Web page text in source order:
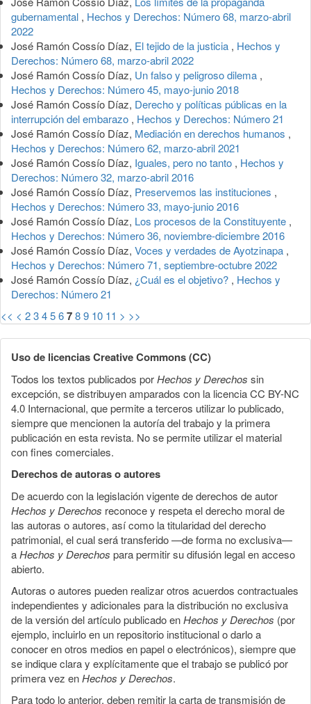
artículo
gubernamental , Hechos y Derechos: Número 68, marzo-abril
2022
José Ramón Cossío Díaz, El tejido de la justicia , Hechos y
Derechos: Número 68, marzo-abril 2022
José Ramón Cossío Díaz, Un falso y peligroso dilema ,
Hechos y Derechos: Número 45, mayo-junio 2018
José Ramón Cossío Díaz, Derecho y políticas públicas en la
interrupción del embarazo , Hechos y Derechos: Número 21
José Ramón Cossío Díaz, Mediación en derechos humanos ,
Hechos y Derechos: Número 62, marzo-abril 2021
José Ramón Cossío Díaz, Iguales, pero no tanto , Hechos y
Derechos: Número 32, marzo-abril 2016
José Ramón Cossío Díaz, Preservemos las instituciones ,
Hechos y Derechos: Número 33, mayo-junio 2016
José Ramón Cossío Díaz, Los procesos de la Constituyente ,
Hechos y Derechos: Número 36, noviembre-diciembre 2016
José Ramón Cossío Díaz, Voces y verdades de Ayotzinapa ,
Hechos y Derechos: Número 71, septiembre-octubre 2022
José Ramón Cossío Díaz, ¿Cuál es el objetivo? , Hechos y
Derechos: Número 21
<< < 23456789 10 11 > >>
Uso de licencias Creative Commons (CC)
Todos los textos publicados porHechos y Derechos sin
excepción, se distribuyen amparados con la licencia CC BY-NC
4.0 Internacional, que permite a terceros utilizar lo publicado,
siempre que mencionen la autoría del trabajo y la primera
publicación en esta revista. No se permite utilizar el material
con fines comerciales.
Derechos de autoras o autores
De acuerdo con la legislación vigente de derechos de autor
Hechos y Derechos reconoce y respeta el derecho moral de
las autoras o autores, así como la titularidad del derecho
patrimonial, el cual será transferido —de forma no exclusiva—
aHechos y Derechos para permitir su difusión legal en acceso
abierto.
Autoras o autores pueden realizar otros acuerdos contractuales
independientes y adicionales para la distribución no exclusiva
de la versión del artículo publicado enHechos y Derechos (por
ejemplo, incluirlo en un repositorio institucional o darlo a
conocer en otros medios en papel o electrónicos), siempre que
se indique clara y explícitamente que el trabajo se publicó por
primera vez enHechos y Derechos.
Para todo lo anterior, deben remitir la carta de transmisión de